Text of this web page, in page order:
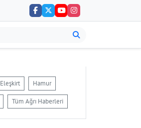
Eleşkirt Hamur
Tüm Ağrı Haberleri